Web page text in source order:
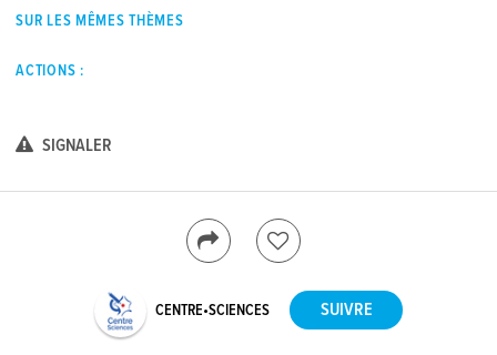
SUR LES MÊMES THÈMES
ACTIONS :
SIGNALER
CENTRE•SCIENCES